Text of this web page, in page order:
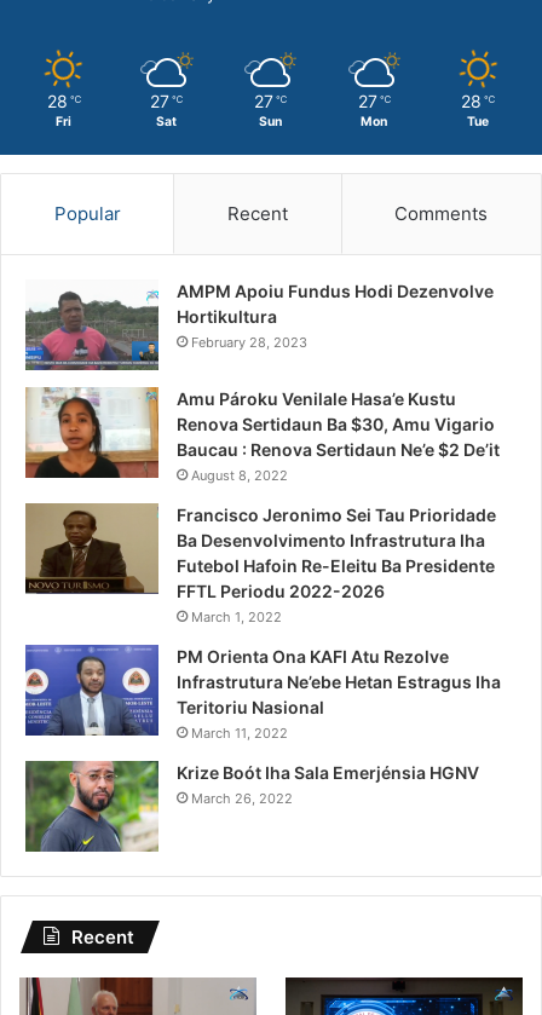
28 ℃
Fri
27 ℃
Sat
27 ℃
Sun
27 ℃
Mon
28 ℃
Tue
Popular Recent Comments
AMPM Apoiu Fundus Hodi Dezenvolve
Hortikultura
February 28, 2023
Amu Pároku Venilale Hasa’e Kustu
Renova Sertidaun Ba $30, Amu Vigario
Baucau : Renova Sertidaun Ne’e $2 De’it
August 8, 2022
Francisco Jeronimo Sei Tau Prioridade
Ba Desenvolvimento Infrastrutura Iha
Futebol Hafoin Re-Eleitu Ba Presidente
FFTL Periodu 2022-2026
March 1, 2022
PM Orienta Ona KAFI Atu Rezolve
Infrastrutura Ne’ebe Hetan Estragus Iha
Teritoriu Nasional
March 11, 2022
Krize Boót Iha Sala Emerjénsia HGNV
March 26, 2022
Recent